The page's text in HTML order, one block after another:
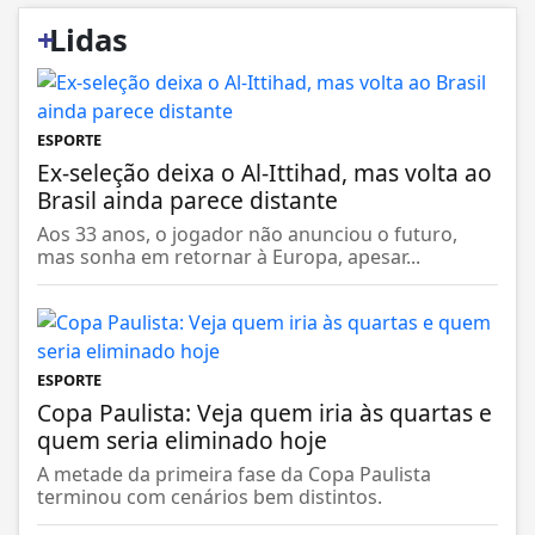
+
Lidas
ESPORTE
Ex-seleção deixa o Al-Ittihad, mas volta ao
Brasil ainda parece distante
Aos 33 anos, o jogador não anunciou o futuro,
mas sonha em retornar à Europa, apesar...
ESPORTE
Copa Paulista: Veja quem iria às quartas e
quem seria eliminado hoje
A metade da primeira fase da Copa Paulista
terminou com cenários bem distintos.